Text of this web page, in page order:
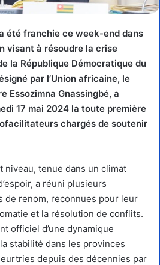
été franchie ce week-end dans
visant à résoudre la crise
la République Démocratique du
par l’Union africaine, le
Essozimna Gnassingbé, a
17 mai 2024 la toute première
chargés de soutenir
niveau, tenue dans un climat
a réuni plusieurs
de renom, reconnues pour leur
et la résolution de conflits.
officiel d’une dynamique
stabilité dans les provinces
depuis des décennies par